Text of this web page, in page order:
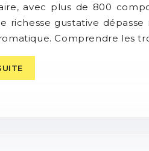
avec plus de 800
richesse gustative
Comprendre les